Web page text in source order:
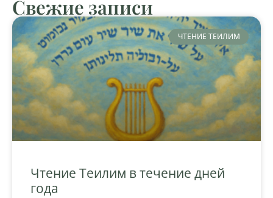
Свежие записи
ЧТЕНИЕ ТЕИЛИМ
Чтение Теилим в течение дней
года